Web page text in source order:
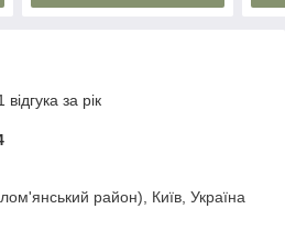
за рік
район), Київ, Україна